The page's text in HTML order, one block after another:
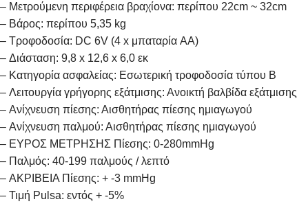
– Μετρούμενη περιφέρεια βραχίονα: περίπου 22cm ~ 32cm
– Βάρος: περίπου 5,35 kg
– Τροφοδοσία: DC 6V (4 x μπαταρία AA)
– Διάσταση: 9,8 x 12,6 x 6,0 εκ
– Κατηγορία ασφαλείας: Εσωτερική τροφοδοσία τύπου B
– Λειτουργία γρήγορης εξάτμισης: Ανοικτή βαλβίδα εξάτμισης
– Ανίχνευση πίεσης: Αισθητήρας πίεσης ημιαγωγού
– Ανίχνευση παλμού: Αισθητήρας πίεσης ημιαγωγού
– ΕΥΡΟΣ ΜΕΤΡΗΣΗΣ Πίεσης: 0-280mmHg
– Παλμός: 40-199 παλμούς / λεπτό
– ΑΚΡΙΒΕΙΑ Πίεσης: + -3 mmHg
– Τιμή Pulsa: εντός + -5%